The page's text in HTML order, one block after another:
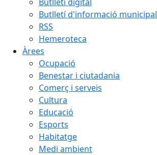
Butlletí d'informació municipal
RSS
Hemeroteca
Àrees
Ocupació
Benestar i ciutadania
Comerç i serveis
Cultura
Educació
Esports
Habitatge
Medi ambient